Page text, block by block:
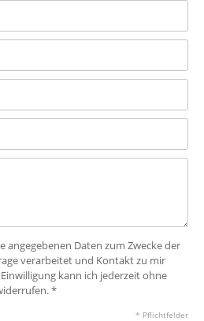
angegebenen Daten zum Zwecke der
verarbeitet und Kontakt zu mir
kann ich jederzeit ohne
*
* Pflichtfelder